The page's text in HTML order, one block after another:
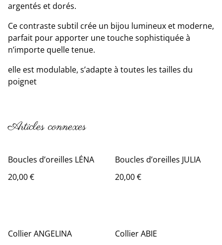
argentés et dorés.
Ce contraste subtil crée un bijou lumineux et moderne,
parfait pour apporter une touche sophistiquée à
n’importe quelle tenue.
elle est modulable, s’adapte à toutes les tailles du
poignet
Articles connexes
Boucles d’oreilles LÉNA
20,00 €
Boucles d’oreilles JULIA
20,00 €
Collier ANGELINA
Collier ABIE